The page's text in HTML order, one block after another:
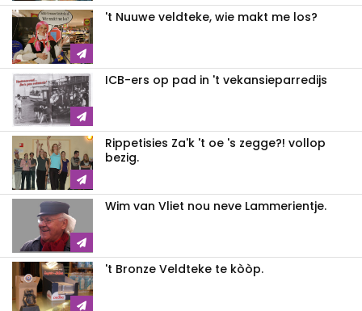
't Nuuwe veldteke, wie makt me los?
ICB-ers op pad in 't vekansieparredijs
Rippetisies Za'k 't oe 's zegge?! vollop
bezig.
Wim van Vliet nou neve Lammerientje.
't Bronze Veldteke te kòòp.